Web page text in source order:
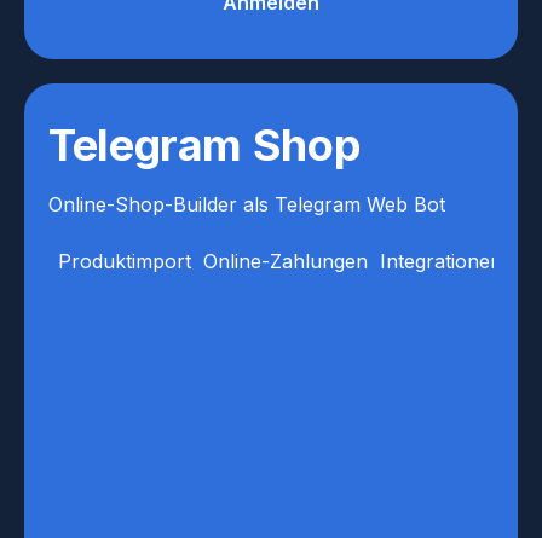
Telegram Shop
Online-Shop-Builder als Telegram Web Bot
Produktimport Online-Zahlungen Integrationen